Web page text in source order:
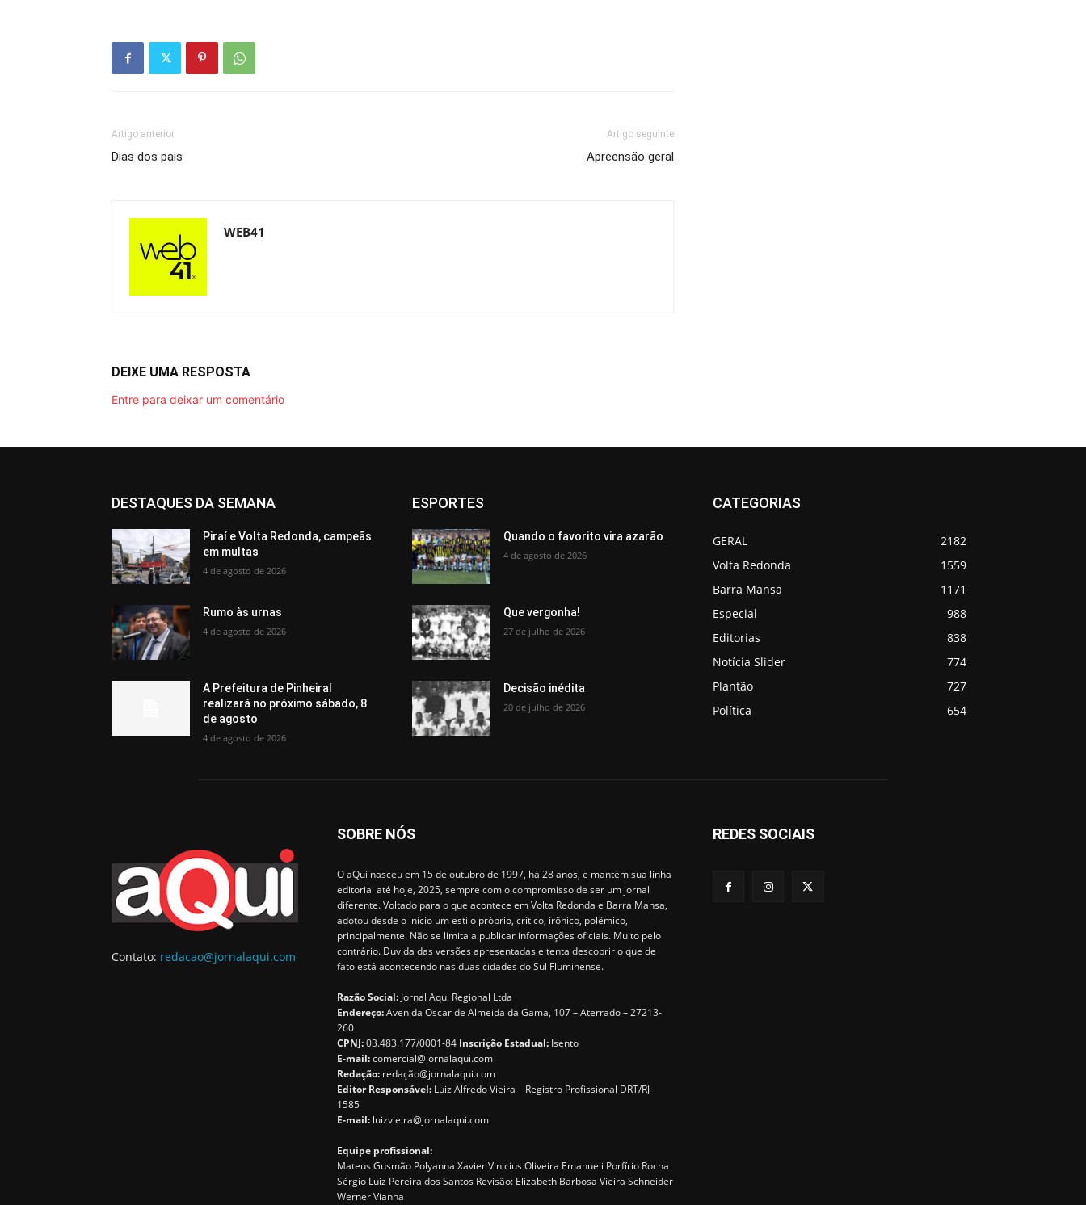
Artigo anterior
Dias dos pais
Artigo seguinte
Apreensão geral
WEB41
DEIXE UMA RESPOSTA
Entre para deixar um comentário
DESTAQUES DA SEMANA
Piraí e Volta Redonda, campeãs
em multas
4 de agosto de 2026
Rumo às urnas
4 de agosto de 2026
A Prefeitura de Pinheiral
realizará no próximo sábado, 8
de agosto
4 de agosto de 2026
ESPORTES
Quando o favorito vira azarão
4 de agosto de 2026
Que vergonha!
27 de julho de 2026
Decisão inédita
20 de julho de 2026
CATEGORIAS
GERAL
2182
Volta Redonda
1559
Barra Mansa
1171
Especial
988
Editorias
838
Notícia Slider
774
Plantão
727
Política
654
Contato: redacao@jornalaqui.com
SOBRE NÓS
O aQui nasceu em 15 de outubro de 1997, há 28 anos, e mantém sua linha
editorial até hoje, 2025, sempre com o compromisso de ser um jornal
diferente. Voltado para o que acontece em Volta Redonda e Barra Mansa,
adotou desde o início um estilo próprio, crítico, irônico, polêmico,
principalmente. Não se limita a publicar informações oficiais. Muito pelo
contrário. Duvida das versões apresentadas e tenta descobrir o que de
fato está acontecendo nas duas cidades do Sul Fluminense.
Razão Social: Jornal Aqui Regional Ltda
Endereço:Avenida Oscar de Almeida da Gama, 107 – Aterrado – 27213-
260
CPNJ:03.483.177/0001-84 Inscrição Estadual: Isento
E-mail:comercial@jornalaqui.com
Redação: redação@jornalaqui.com
Editor Responsável: Luiz Alfredo Vieira – Registro Profissional DRT/RJ
1585
E-mail: luizvieira@jornalaqui.com
Equipe profissional:
Mateus Gusmão Polyanna Xavier Vinicius Oliveira Emanueli Porfírio Rocha
Sérgio Luiz Pereira dos Santos Revisão: Elizabeth Barbosa Vieira Schneider
Werner Vianna
REDES SOCIAIS